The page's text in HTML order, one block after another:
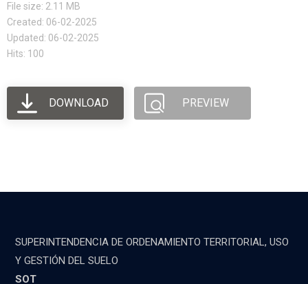
File size: 2.11 MB
Created: 06-02-2025
Updated: 06-02-2025
Hits: 100
DOWNLOAD PREVIEW
SUPERINTENDENCIA DE ORDENAMIENTO TERRITORIAL, USO
Y GESTIÓN DEL SUELO
SOT